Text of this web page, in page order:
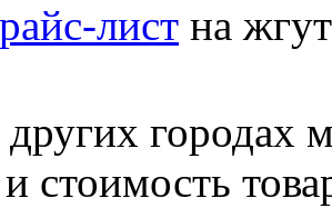
лист на
городах
стоимость